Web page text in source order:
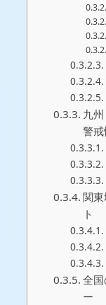
九
警
関
ト
全
ー